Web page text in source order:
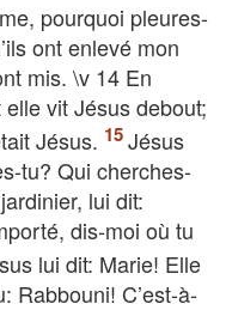
pourquoi pleures-
ont enlevé mon
mis. \v 14 En
vit Jésus debout;
Jésus.
Jésus
tu? Qui cherches-
lui dit:
dis-moi où tu
lui dit: Marie! Elle
Rabbouni! C’est-à-